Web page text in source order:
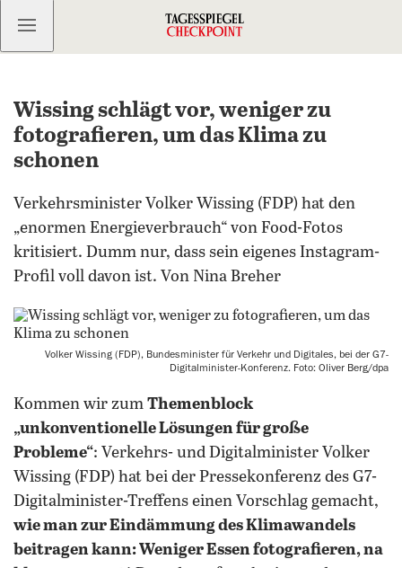
Kostenlos anmelden
Wissing schlägt vor, weniger zu
fotografieren, um das Klima zu
schonen
Verkehrsminister Volker Wissing (FDP) hat den
„enormen Energieverbrauch“ von Food-Fotos
kritisiert. Dumm nur, dass sein eigenes Instagram-
Profil voll davon ist. Von Nina Breher
Volker Wissing (FDP), Bundesminister für Verkehr und Digitales, bei der G7-
Digitalminister-Konferenz. Foto: Oliver Berg/dpa
Kommen wir zum Themenblock
„unkonventionelle Lösungen für große
Probleme“: Verkehrs- und Digitalminister Volker
Wissing (FDP) hat bei der Pressekonferenz des G7-
Digitalminister-Treffens einen Vorschlag gemacht,
wie man zur Eindämmung des Klimawandels
beitragen kann: Weniger Essen fotografieren, na